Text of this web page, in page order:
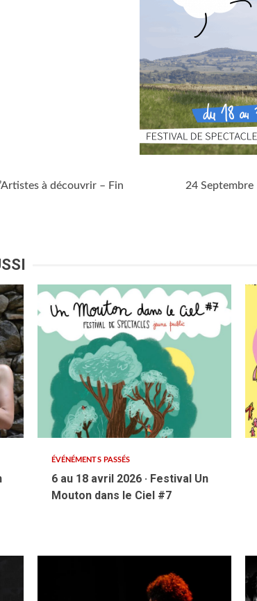
à découvrir – Fin
24 Septembre
ÉVÉNÉMENTS PASSÉS
6 au 18 avril 2026 · Festival Un
Mouton dans le Ciel #7